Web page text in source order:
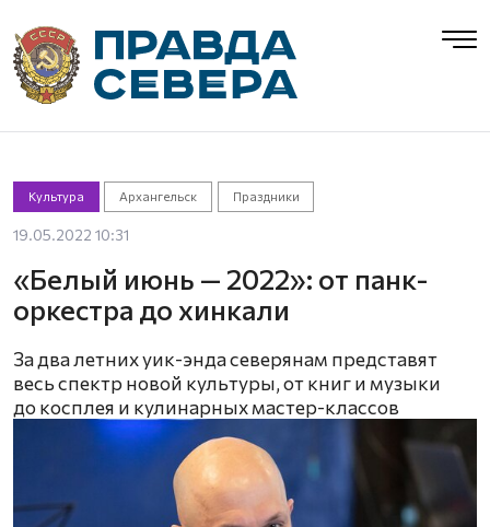
Культура Архангельск Праздники
19.05.2022 10:31
«Белый июнь — 2022»: от панк-
оркестра до хинкали
За два летних уик-энда северянам представят
весь спектр новой культуры, от книг и музыки
до косплея и кулинарных мастер-классов